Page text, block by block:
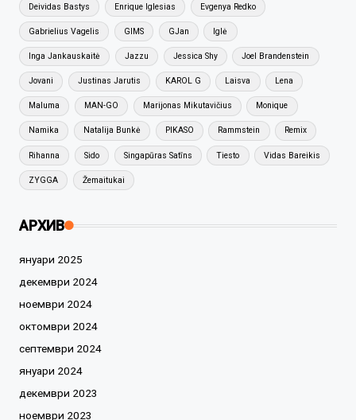
Deividas Bastys Enrique Iglesias Evgenya Redko
Gabrielius Vagelis GIMS GJan Iglė
Inga Jankauskaitė Jazzu Jessica Shy Joel Brandenstein
Jovani Justinas Jarutis KAROL G Laisva Lena
Maluma MAN-GO Marijonas Mikutavičius Monique
Namika Natalija Bunkė PIKASO Rammstein Remix
Rihanna Sido Singapūras Satīns Tiesto Vidas Bareikis
ZYGGA Žemaitukai
АРХИВ
януари 2025
декември 2024
ноември 2024
октомври 2024
септември 2024
януари 2024
декември 2023
ноември 2023